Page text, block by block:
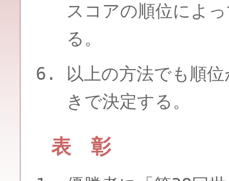
スコアの順位によ
る。
以上の方法でも順
きで決定する。
表 彰